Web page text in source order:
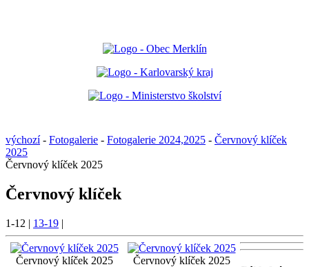
výchozí- Fotogalerie - Fotogalerie 2024,2025 - Červnový klíček
2025
Červnový klíček 2025
Červnový klíček
1-12 | 13-19 |
Červnový klíček 2025 Červnový klíček 2025